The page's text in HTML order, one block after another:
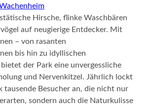
Hirsche, flinke Waschbären
auf neugierige Entdecker. Mit
– von rasanten
bis hin zu idyllischen
der Park eine unvergessliche
und Nervenkitzel. Jährlich lockt
tausende Besucher an, die nicht nur
sondern auch die Naturkulisse